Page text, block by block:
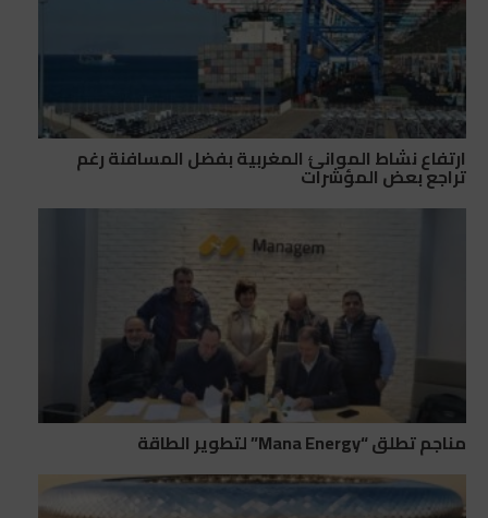
ارتفاع نشاط الموانئ المغربية بفضل المسافنة رغم
تراجع بعض المؤشرات
مناجم تطلق “Mana Energy” لتطوير الطاقة